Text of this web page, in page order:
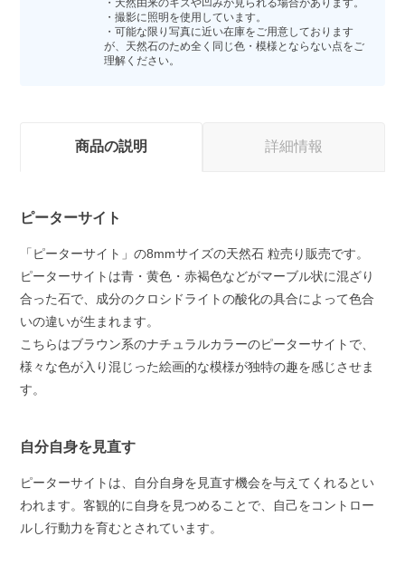
・天然由来のキズや凹みが見られる場合があります。
・撮影に照明を使用しています。
・可能な限り写真に近い在庫をご用意しております
が、天然石のため全く同じ色・模様とならない点をご
理解ください。
商品の説明 詳細情報
ピーターサイト
「ピーターサイト」の8mmサイズの天然石 粒売り販売です。
ピーターサイトは青・黄色・赤褐色などがマーブル状に混ざり
合った石で、成分のクロシドライトの酸化の具合によって色合
いの違いが生まれます。
こちらはブラウン系のナチュラルカラーのピーターサイトで、
様々な色が入り混じった絵画的な模様が独特の趣を感じさせま
す。
自分自身を見直す
ピーターサイトは、自分自身を見直す機会を与えてくれるとい
われます。客観的に自身を見つめることで、自己をコントロー
ルし行動力を育むとされています。